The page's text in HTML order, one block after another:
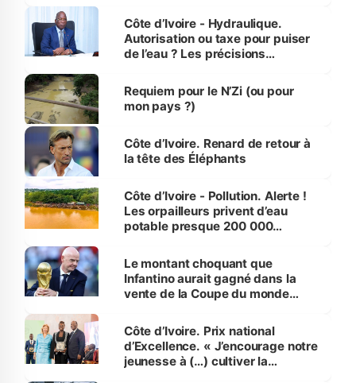
Côte d’Ivoire - Hydraulique.
Autorisation ou taxe pour puiser
de l’eau ? Les précisions
Requiem pour le N’Zi (ou pour
mon pays ?)
Côte d’Ivoire. Renard de retour à
la tête des Éléphants
Côte d’Ivoire - Pollution. Alerte !
Les orpailleurs privent d’eau
potable presque 200 000
Le montant choquant que
Infantino aurait gagné dans la
vente de la Coupe du monde
Côte d’Ivoire. Prix national
d’Excellence. « J’encourage notre
jeunesse à (…) cultiver la